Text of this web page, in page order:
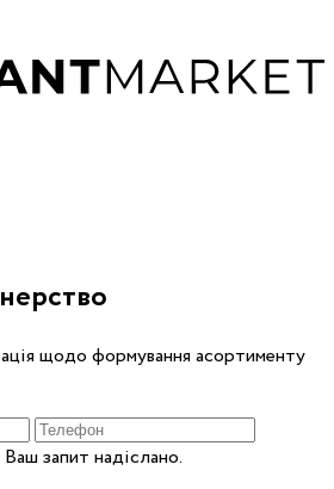
щодо формування асортименту
запит надіслано.